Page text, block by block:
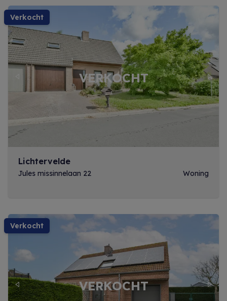
verkocht
Previous Next
Lichtervelde
Jules missinnelaan 22 Woning
verkocht
Previous Next